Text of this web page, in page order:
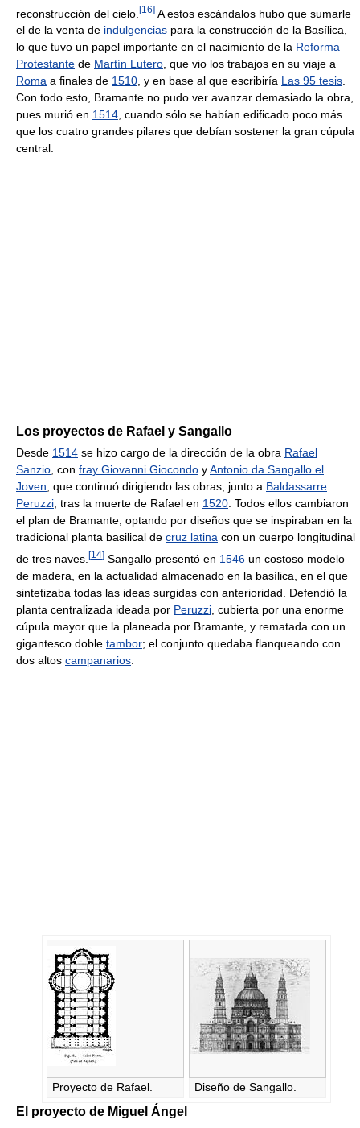
reconstrucción del cielo. [16] A estos escándalos hubo que sumarle
el de la venta de indulgencias para la construcción de la Basílica,
lo que tuvo un papel importante en el nacimiento de la Reforma
Protestante de Martín Lutero, que vio los trabajos en su viaje a
Roma a finales de 1510, y en base al que escribiría Las 95 tesis.
Con todo esto, Bramante no pudo ver avanzar demasiado la obra,
pues murió en 1514, cuando sólo se habían edificado poco más
que los cuatro grandes pilares que debían sostener la gran cúpula
central.
Los proyectos de Rafael y Sangallo
Desde 1514 se hizo cargo de la dirección de la obra Rafael
Sanzio, con fray Giovanni Giocondo yAntonio da Sangallo el
Joven, que continuó dirigiendo las obras, junto a Baldassarre
Peruzzi, tras la muerte de Rafael en 1520. Todos ellos cambiaron
el plan de Bramante, optando por diseños que se inspiraban en la
tradicional planta basilical de cruz latina con un cuerpo longitudinal
de tres naves. [14] Sangallo presentó en 1546 un costoso modelo
de madera, en la actualidad almacenado en la basílica, en el que
sintetizaba todas las ideas surgidas con anterioridad. Defendió la
planta centralizada ideada por Peruzzi , cubierta por una enorme
cúpula mayor que la planeada por Bramante, y rematada con un
gigantesco doble tambor; el conjunto quedaba flanqueando con
dos altos campanarios
Proyecto de Rafael. Diseño de Sangallo.
El proyecto de Miguel Ángel